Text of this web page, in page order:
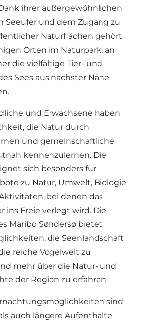
ihrer außergewöhnlichen
Seeufer und dem Zugang zu
Naturflächen gehört
Orten im Naturpark, an
die vielfältige Tier- und
Sees aus nächster Nähe
und Erwachsene haben
die Natur durch
und gemeinschaftliche
kennenzulernen. Die
sich besonders für
zu Natur, Umwelt, Biologie
bei denen das
ins Freie verlegt wird. Die
Maribo Søndersø bietet
die Seenlandschaft
reiche Vogelwelt zu
mehr über die Natur- und
der Region zu erfahren.
sind
auch längere Aufenthalte